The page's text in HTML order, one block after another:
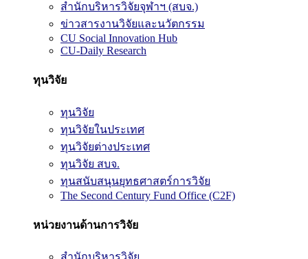
สำนักบริหารวิจัยจุฬาฯ (สบจ.)
ข่าวสารงานวิจัยและนวัตกรรม
CU Social Innovation Hub
CU-Daily Research
ทุนวิจัย
ทุนวิจัย
ทุนวิจัยในประเทศ
ทุนวิจัยต่างประเทศ
ทุนวิจัย สบจ.
ทุนสนับสนุนยุทธศาสตร์การวิจัย
The Second Century Fund Office (C2F)
หน่วยงานด้านการวิจัย